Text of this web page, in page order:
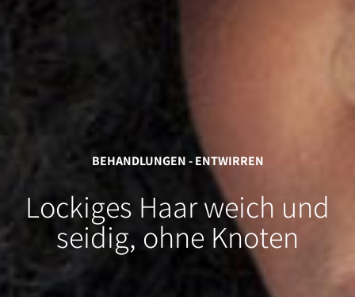
BEHANDLUNGEN - ENTWIRREN
Lockiges Haar weich und
seidig, ohne Knoten